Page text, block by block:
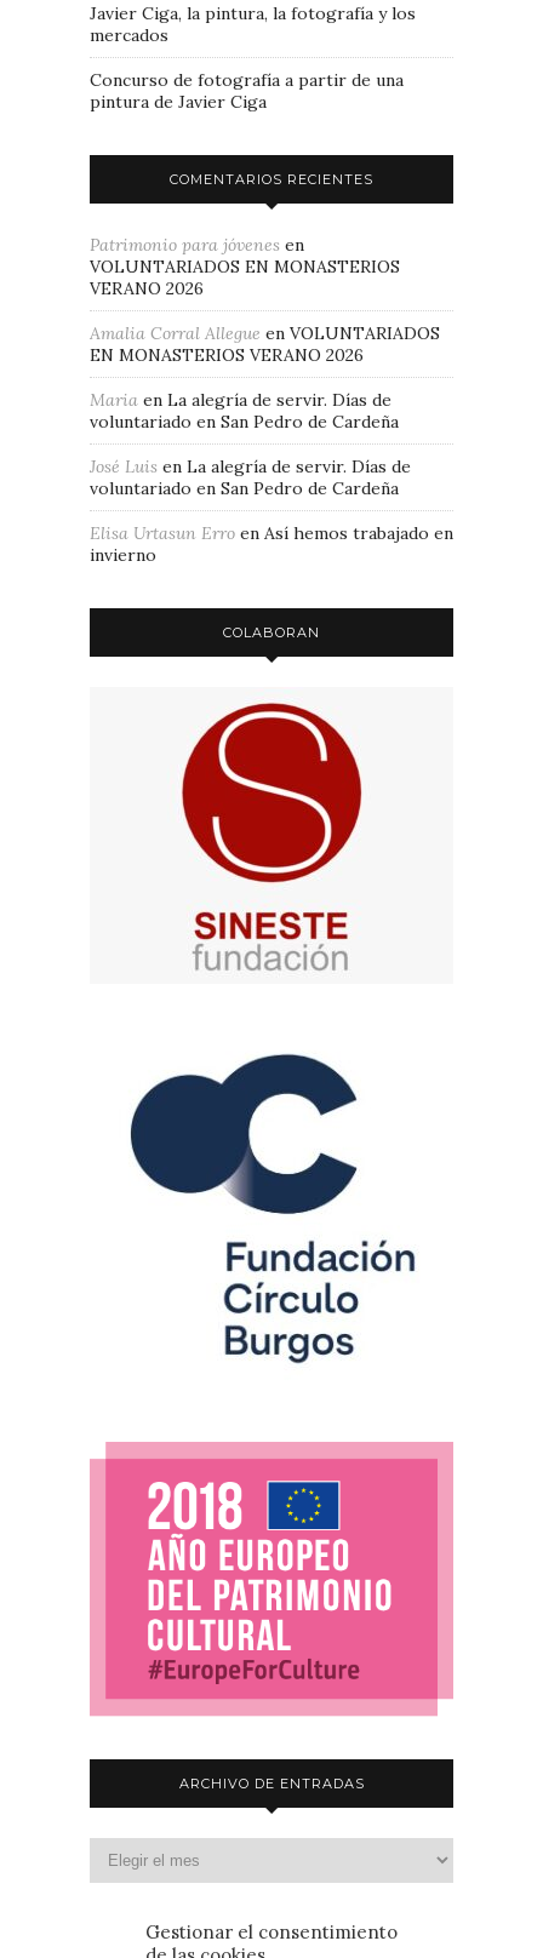
Gestionar el consentimiento
Javier Ciga, la pintura, la fotografía y los
mercados
Concurso de fotografía a partir de una
pintura de Javier Ciga
COMENTARIOS RECIENTES
Patrimonio para jóvenes en
VOLUNTARIADOS EN MONASTERIOS
VERANO 2026
Amalia Corral Allegue en VOLUNTARIADOS
EN MONASTERIOS VERANO 2026
Maria en La alegría de servir. Días de
voluntariado en San Pedro de Cardeña
José Luis en La alegría de servir. Días de
voluntariado en San Pedro de Cardeña
Elisa Urtasun Erro en Así hemos trabajado en
invierno
COLABORAN
ARCHIVO DE ENTRADAS